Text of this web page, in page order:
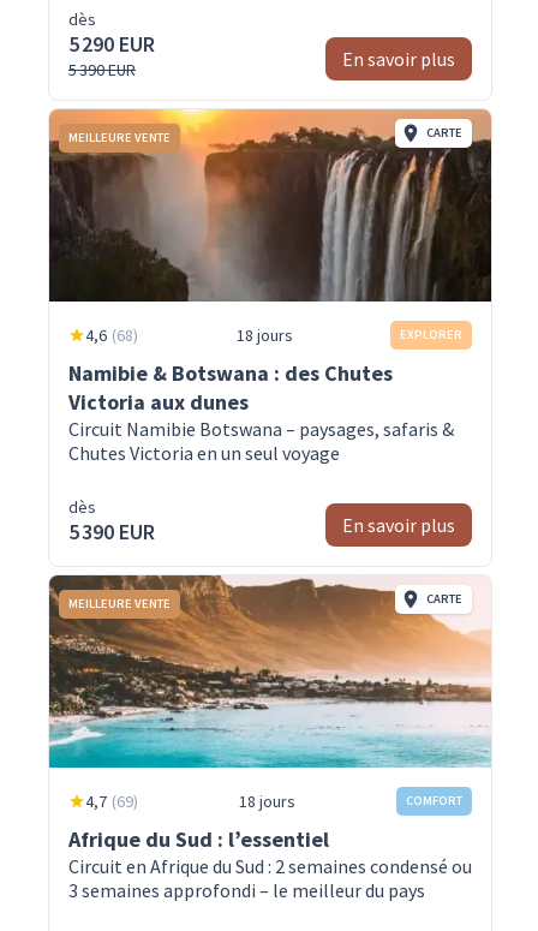
dès
5 290 EUR
5 390 EUR En savoir plus
MEILLEURE VENTE CARTE
4,6 (68) 18 jours EXPLORER
Namibie & Botswana : des Chutes
Victoria aux dunes
Circuit Namibie Botswana – paysages, safaris &
Chutes Victoria en un seul voyage
dès
5 390 EUR En savoir plus
MEILLEURE VENTE CARTE
4,7 (69) 18 jours COMFORT
Afrique du Sud : l’essentiel
Circuit en Afrique du Sud : 2 semaines condensé ou
3 semaines approfondi – le meilleur du pays